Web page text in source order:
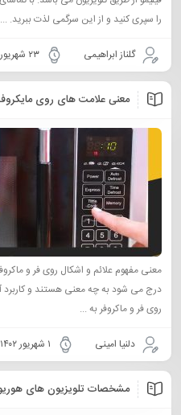
را سپری کنید و از این سرگمی لذت ببرید. ...
گلناز ابراهیمی ۲۳ شهریور ۱۴۰۲
معنی علامت های روی
معنی مفهوم علائم و اشکال روی فر و
درج می شود به چه معنی هستند و
روی فر و ماکروفر به ...
دلنیا امینی ۱ شهریور ۱۴۰۲
مشخصات تلویزیون های